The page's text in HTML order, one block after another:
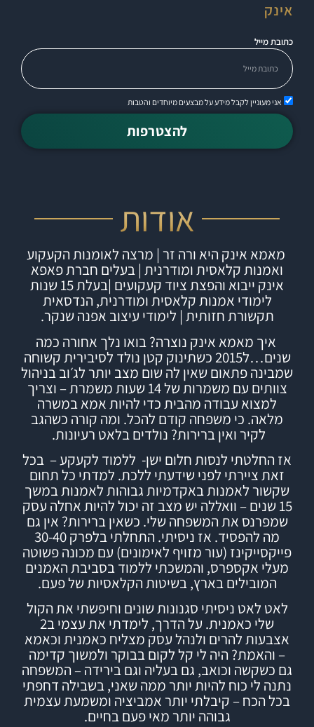
אינק
כתובת מייל
אני מעוניין לקבל מידע על מבצעים מיוחדים והטבות
להצטרפות
אודות
מאמא אינק היא ורה זר | מרצה לאומנות הקעקוע
ואמנות קלאסית ומודרנית | בעלים חברתפאפא
אינק ייבוא והפצת ציוד קעקועים |
בעלת 15 שנות
לימודי אמנות קלאסית ומודרנית, הנדסאית
תקשורת חזותית | לימודי עיצוב אפנה שנקר.
איך מאמא אינק נוצרה?בואו נלך אחורה כמה
שנים…ל2015 כשתינוק קטן נולד לסיבירית קשוחה
שמבינה פתאום שאין לה שום מצב יותר לג׳וב בניהול
צוותים עם משמרות של 14 שעות משמרת – וצריך
למצוא עבודה מהבית כדי להיות אמא במשרה
מלאה. כי משפחה קודם להכל. ומה קורה כשהגב
לקיר ואין ברירות? נולדים בלאט רעיונות.
אז החלטתי לנסות חלום ישן- ללמוד לקעקע – בכל
זאת ציירתי לפני שידעתי ללכת. למדתי כל תחום
שקשור לאמנות באקדמיות גבוהות לאמנות במשך
15 שנים – וואללה יש מצב זה יכול להיות אחלה עסק
שמפרנס את המשפחה שלי. כשאין ברירות? אין גם
מה להפסיד. אז ניסיתי.
התחלתי בלפרק 30-40
פייקסייקינז (עור מזויף לאימונים) עם מכונה פשוטה
מעלי אקספרס, והמשכתי ללמודבסביבת האמנים
המובילים בארץ,בשיטות הקלאסיות של פעם.
לאט לאט ניסיתי סגנונות שונים וחיפשתי את הקול
שלי כאמנית. על הדרך, לימדתי את עצמי ב2
אצבעות להרים ולנהל עסק מצליח כאמנית וכאמא
– והאמת? היה לי קל לקום בבוקר ולמשוך קדימה
גם כשקשה וכואב, גם בעליה וגם בירידה – המשפחה
נתנה לי כוח להיות יותר ממה שאני, בשבילה דחפתי
בכל הכח – קיבלתי יותר אמביציה ומשמעת עצמית
גבוהה יותר מאי פעם בחיים.